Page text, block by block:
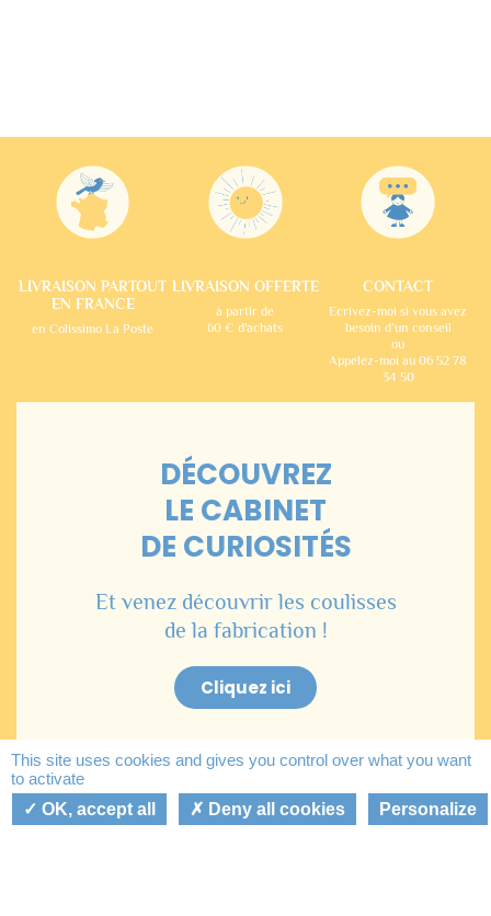
LIVRAISON PARTOUT
EN FRANCE
en Colissimo La Poste
LIVRAISON OFFERTE
à partir de
60 € d'achats
CONTACT
Ecrivez-moi si vous avez
besoin d’un conseil
ou
Appelez-moi au 06 52 78
34 50
DÉCOUVREZ
LE CABINET
DE CURIOSITÉS
Et venez découvrir les coulisses
de la fabrication !
Cliquez ici
Mon panier Mon compte
This site uses cookies and gives you control over what you want
to activate
OK, accept all
Deny all cookies Personalize